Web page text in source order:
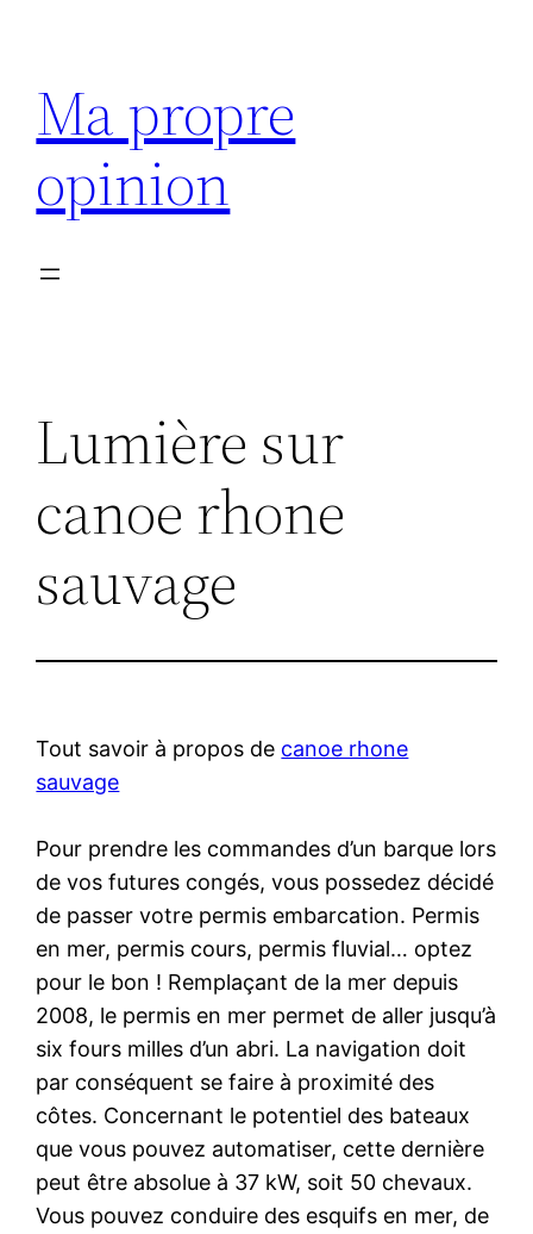
contenu
Ma propre
opinion
Lumière sur
canoe rhone
sauvage
Tout savoir à propos de canoe rhone
sauvage
Pour prendre les commandes d’un barque lors
de vos futures congés, vous possedez décidé
de passer votre permis embarcation. Permis
en mer, permis cours, permis fluvial… optez
pour le bon ! Remplaçant de la mer depuis
2008, le permis en mer permet de aller jusqu’à
six fours milles d’un abri. La navigation doit
par conséquent se faire à proximité des
côtes. Concernant le potentiel des bateaux
que vous pouvez automatiser, cette dernière
peut être absolue à 37 kW, soit 50 chevaux.
Vous pouvez conduire des esquifs en mer, de